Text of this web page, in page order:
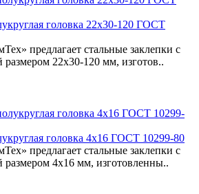
головка 22x30-120 ГОСТ
предлагает стальные заклепки с
размером 22x30-120 мм, изготов..
головка 4x16 ГОСТ 10299-80
предлагает стальные заклепки с
размером 4x16 мм, изготовленны..